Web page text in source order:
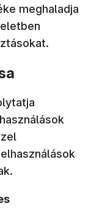
meghaladja